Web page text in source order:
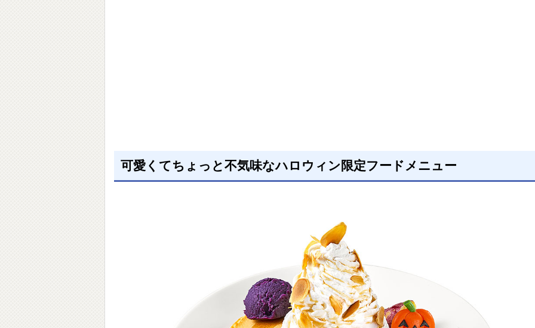
可愛くてちょっと不気味なハロウィン限定フードメニュー